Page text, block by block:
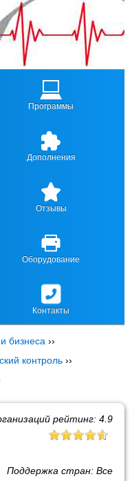
Программы
Дополнения
Отзывы
Оборудование
Контакты
бизнеса ››
контроль ››
рейтинг: 4.9
Поддержка стран: Все